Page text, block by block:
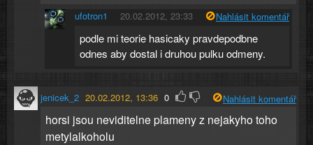
ufotron1 20.02.2012, 23:33 Nahlásit komentář
podle mi teorie hasicaky pravdepodbne
odnes aby dostal i druhou pulku odmeny.
jenicek_2 20.02.2012, 13:36 0 Nahlásit komentář
horsi jsou neviditelne plameny z nejakyho toho
metylalkoholu